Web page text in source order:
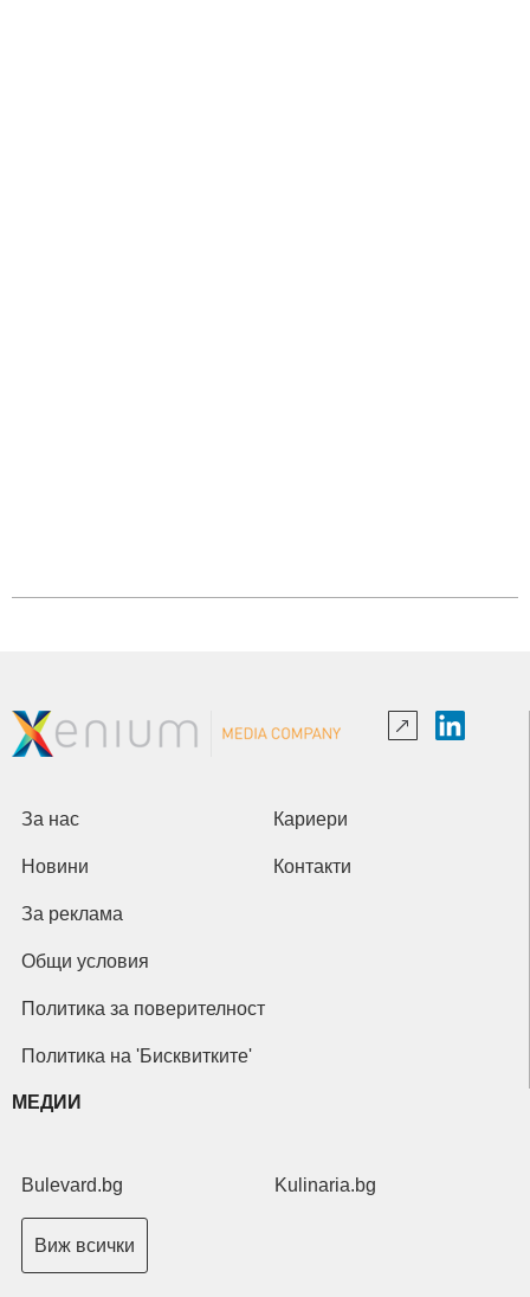
За нас Кариери
Новини Контакти
За реклама
Общи условия
Политика за поверителност
Политика на 'Бисквитките'
МЕДИИ
Bulevard.bg Kulinaria.bg
Виж всички